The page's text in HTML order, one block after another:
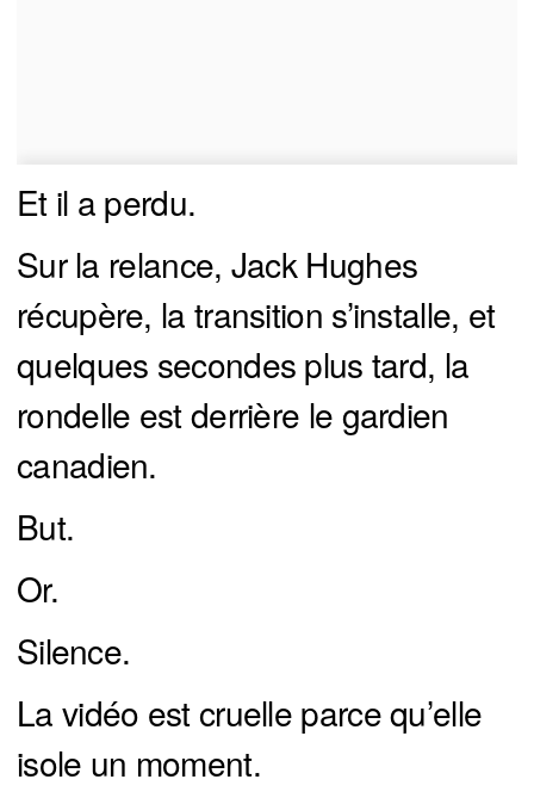
Et il a perdu.
Sur la relance, Jack Hughes
récupère, la transition s’installe, et
quelques secondes plus tard, la
rondelle est derrière le gardien
canadien.
But.
Or.
Silence.
La vidéo est cruelle parce qu’elle
isole un moment.